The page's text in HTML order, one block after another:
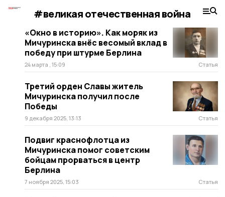
#великая отечественная война
«Окно в историю». Как моряк из
Мичуринска внёс весомый вклад в
победу при штурме Берлина
24 марта , 15:09 Статья
Третий орден Славы житель
Мичуринска получил после
Победы
9 декабря 2025, 13:13 Статья
Подвиг краснофлотца из
Мичуринска помог советским
бойцам прорваться в центр
Берлина
7 ноября 2025, 15:03 Статья